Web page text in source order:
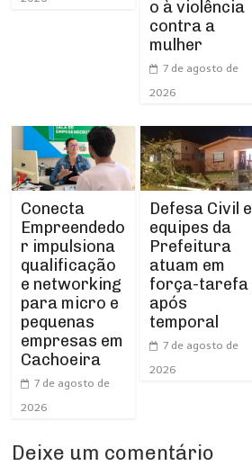
o à violência
contra a
mulher
7 de agosto de
2026
Conecta
Empreendedo
r impulsiona
qualificação
e networking
para micro e
pequenas
empresas em
Cachoeira
7 de agosto de
2026
Defesa Civil e
equipes da
Prefeitura
atuam em
força-tarefa
após
temporal
7 de agosto de
2026
Deixe um comentário